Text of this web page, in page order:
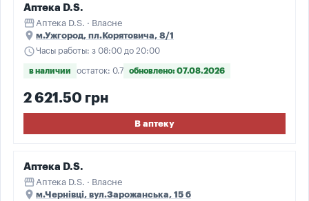
Аптека D.S.
storefront Аптека D.S. · Власне
place м.Ужгород, пл.Корятовича, 8/1
scheduleЧасы работы: з 08:00 до 20:00
в наличии остаток: 0.7 обновлено: 07.08.2026
2 621.50 грн
В аптеку
Аптека D.S.
storefront Аптека D.S. · Власне
place м.Чернівці, вул.Зарожанська, 15 б